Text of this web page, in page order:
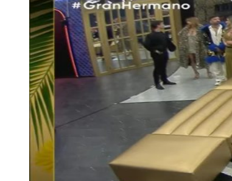
ARGENTINA
NOTICIERO 9
PROTAGONISTAS
EL NUEVE STREAMS
PROGRAMACIÓN
EN VIVO